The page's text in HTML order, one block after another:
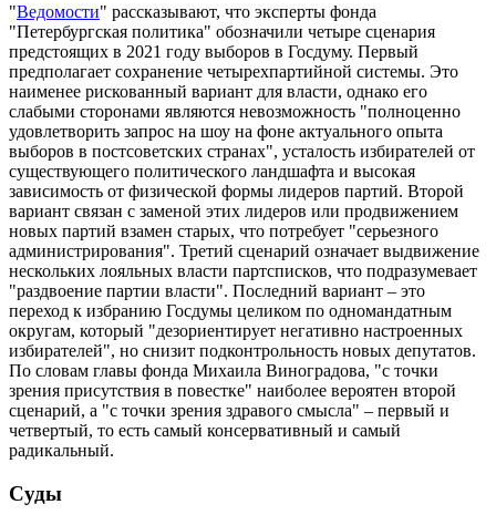
"Ведомости" рассказывают, что эксперты фонда
"Петербургская политика" обозначили четыре сценария
предстоящих в 2021 году выборов в Госдуму. Первый
предполагает сохранение четырехпартийной системы. Это
наименее рискованный вариант для власти, однако его
слабыми сторонами являются невозможность "полноценно
удовлетворить запрос на шоу на фоне актуального опыта
выборов в постсоветских странах", усталость избирателей от
существующего политического ландшафта и высокая
зависимость от физической формы лидеров партий. Второй
вариант связан с заменой этих лидеров или продвижением
новых партий взамен старых, что потребует "серьезного
администрирования". Третий сценарий означает выдвижение
нескольких лояльных власти партсписков, что подразумевает
"раздвоение партии власти". Последний вариант – это
переход к избранию Госдумы целиком по одномандатным
округам, который "дезориентирует негативно настроенных
избирателей", но снизит подконтрольность новых депутатов.
По словам главы фонда Михаила Виноградова, "с точки
зрения присутствия в повестке" наиболее вероятен второй
сценарий, а "с точки зрения здравого смысла" – первый и
четвертый, то есть самый консервативный и самый
радикальный.
Суды